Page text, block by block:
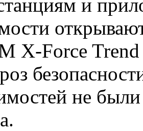
и
X-Force
не